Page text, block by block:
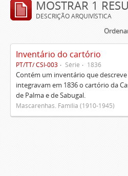
MOSTRAR 1
DESCRIÇÃO ARQUIVÍSTICA
Inventário do cartório
PT/TT/ CSI-003 Série 1836
Contém um inventário que
integravam em 1836 o cartório da
de Palma e de Sabugal.
Mascarenhas. Família (1910-1945)